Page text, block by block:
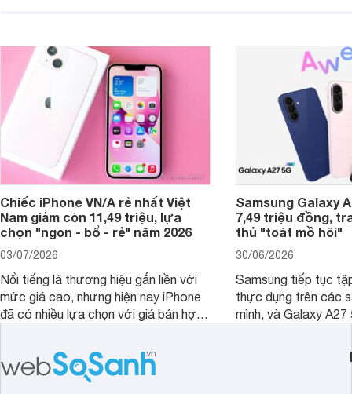
Chiếc iPhone VN/A rẻ nhất Việt
Nam giảm còn 11,49 triệu, lựa
chọn "ngon - bổ - rẻ" năm 2026
03/07/2026
Nổi tiếng là thương hiệu gắn liền với
mức giá cao, nhưng hiện nay iPhone
đã có nhiều lựa chọn với giá bán hợp
Samsung Galaxy
7,49 triệu đồng,
thủ "toát mồ hôi"
30/06/2026
Samsung tiếp tục
thực dụng trên các
mình, và Galaxy
lượng với nhiều